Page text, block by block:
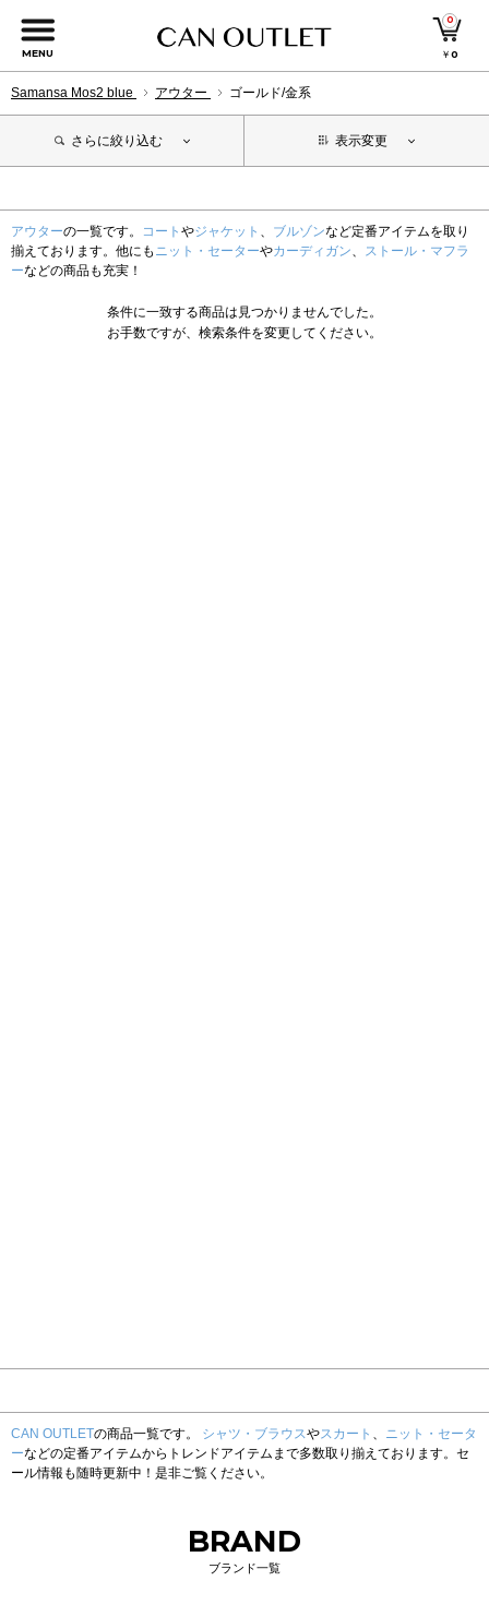
MENU
0
￥0
Samansa Mos2 blue アウター ゴールド/金系
さらに絞り込む 表示変更
アウターの一覧です。 コート やジャケット 、 ブルゾンなど定番アイテムを取り
揃えております。他にも ニット・セーターやカーディガン、 ストール・マフラ
ーなどの商品も充実！
条件に一致する商品は見つかりませんでした。
お手数ですが、検索条件を変更してください。
CAN OUTLETの商品一覧です。 シャツ・ブラウスやスカート 、 ニット・セータ
ーなどの定番アイテムからトレンドアイテムまで多数取り揃えております。セ
ール情報も随時更新中！是非ご覧ください。
BRAND
ブランド一覧